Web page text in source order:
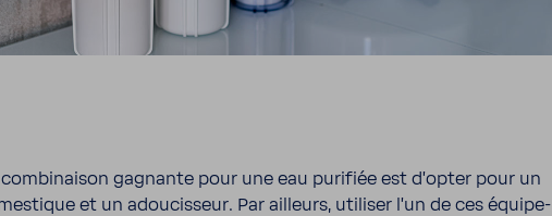
combi­naison gagnante pour une eau puri­fiée est d’opter pour un
et un adou­cis­seur. Par ailleurs, utiliser l’un de ces équi­pe­